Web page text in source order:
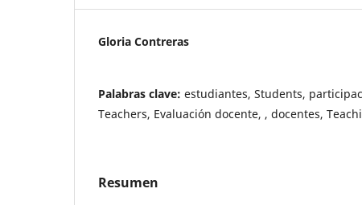
Gloria Contreras
Palabras clave: estudiantes, Students,
Teachers, Evaluación docente, , docentes,
Resumen